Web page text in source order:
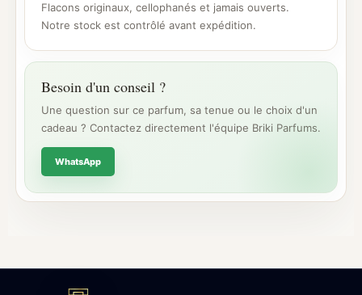
Flacons originaux, cellophanés et jamais ouverts.
Notre stock est contrôlé avant expédition.
Besoin d'un conseil ?
Une question sur ce parfum, sa tenue ou le choix d'un
cadeau ? Contactez directement l'équipe Briki Parfums.
WhatsApp